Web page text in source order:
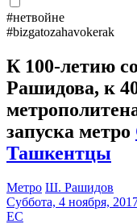
#нетвойне
#bizgatozahavokerak
К 100-летию
Рашидова, к
запуска метро
Ташкентцы
Метро Ш. Рашидов
Суббота, 4 ноября,
EC